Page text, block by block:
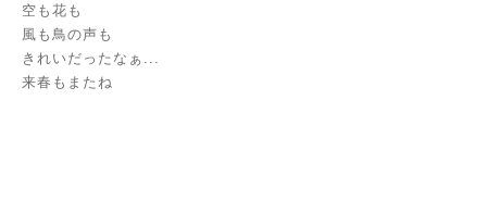
空も花も
風も鳥の声も
きれいだったなぁ...
来春もまたね